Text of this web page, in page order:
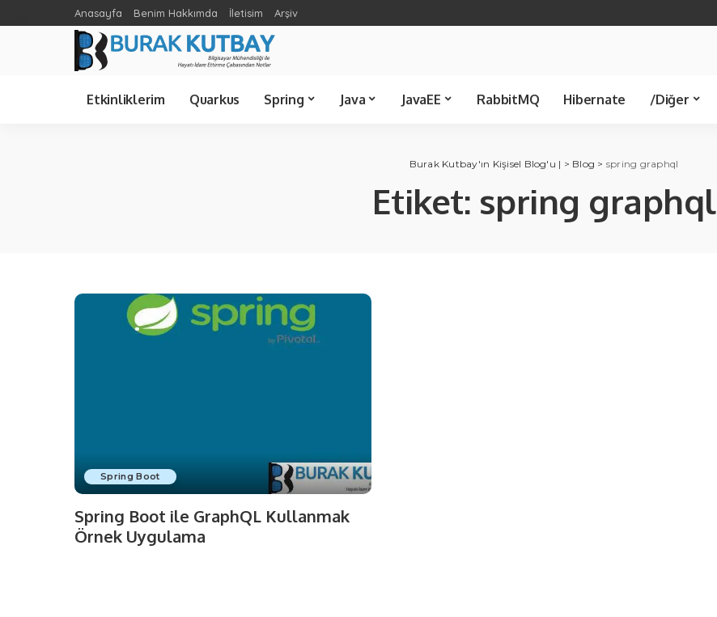
Anasayfa Benim Hakkımda İletisim Arşiv
Etkinliklerim Quarkus Spring Java JavaEE RabbitMQ Hibernate /Diğer
Spring Cloud
Burak Kutbay'ın Kişisel Blog'u | > Blog > spring graphql
Etiket: spring graphql
Spring Boot
Spring Boot ile GraphQL Kullanmak
Örnek Uygulama